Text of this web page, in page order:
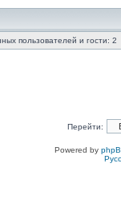
пользователей и гости: 2
Перейти:
Powered by